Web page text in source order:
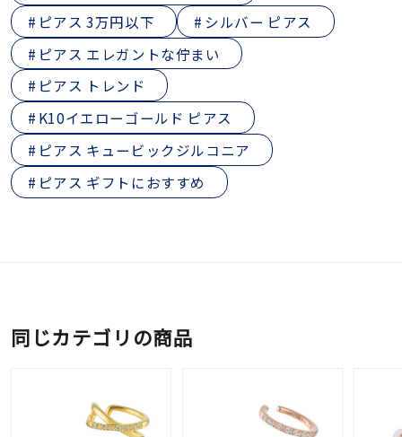
ピアス 3万円以下
シルバー ピアス
ピアス エレガントな佇まい
ピアス トレンド
K10イエローゴールド ピアス
ピアス キュービックジルコニア
ピアス ギフトにおすすめ
同じカテゴリの商品